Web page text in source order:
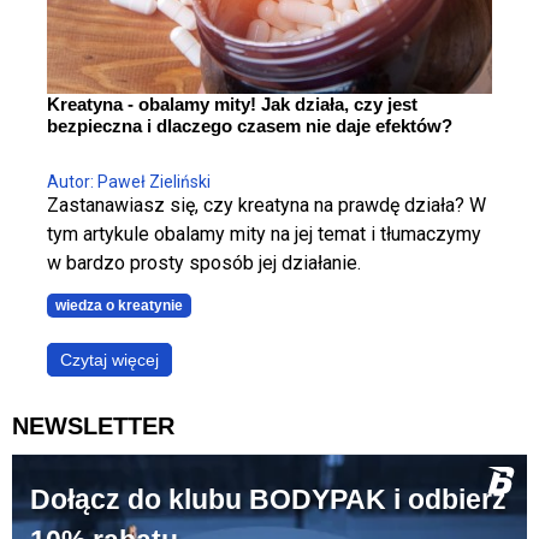
Kreatyna - obalamy mity! Jak działa, czy jest
bezpieczna i dlaczego czasem nie daje efektów?
Autor: Paweł Zieliński
Zastanawiasz się, czy kreatyna na prawdę działa? W
tym artykule obalamy mity na jej temat i tłumaczymy
w bardzo prosty sposób jej działanie.
wiedza o kreatynie
Czytaj więcej
NEWSLETTER
Dołącz do klubu BODYPAK i odbierz